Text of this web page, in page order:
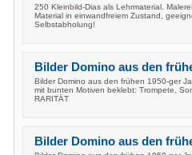
250 Kleinbild-Dias als Lehrmaterial.
Material in einwandfreiem Zustand,
Selbstabholung!
Bilder Domino aus den
Bilder Domino aus den frühen 1950-ger
mit bunten Motiven beklebt: Trompete,
RARITÄT
Bilder Domino aus den